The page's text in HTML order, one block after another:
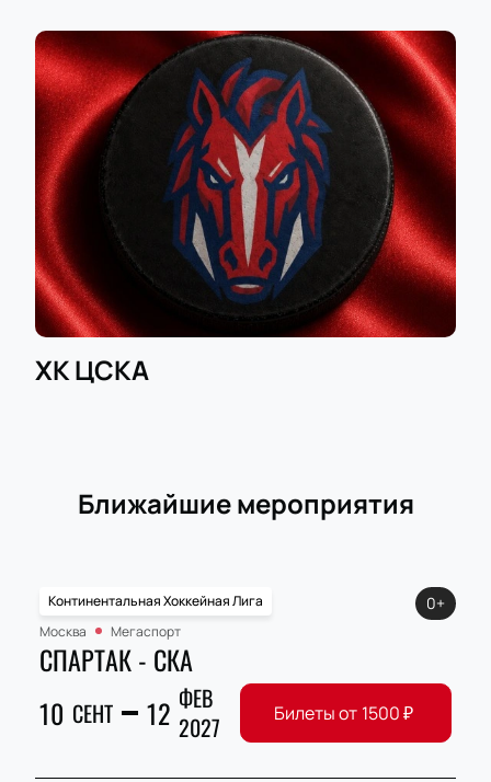
«когда начало матча» или «сколько длится игра»,
все ответы найдете при оформлении заказа онлайн
у нас: здесь указано время начала встречи,
продолжительность хоккея, подробная схема зала
и лучшие условия покупки.
ХК ЦСКА
Ближайшие мероприятия
Континентальная Хоккейная Лига
Москва
Мегаспорт
СПАРТАК - СКА
10 СЕНТ 12 ФЕВ
2027
0+
Билеты от 1500₽